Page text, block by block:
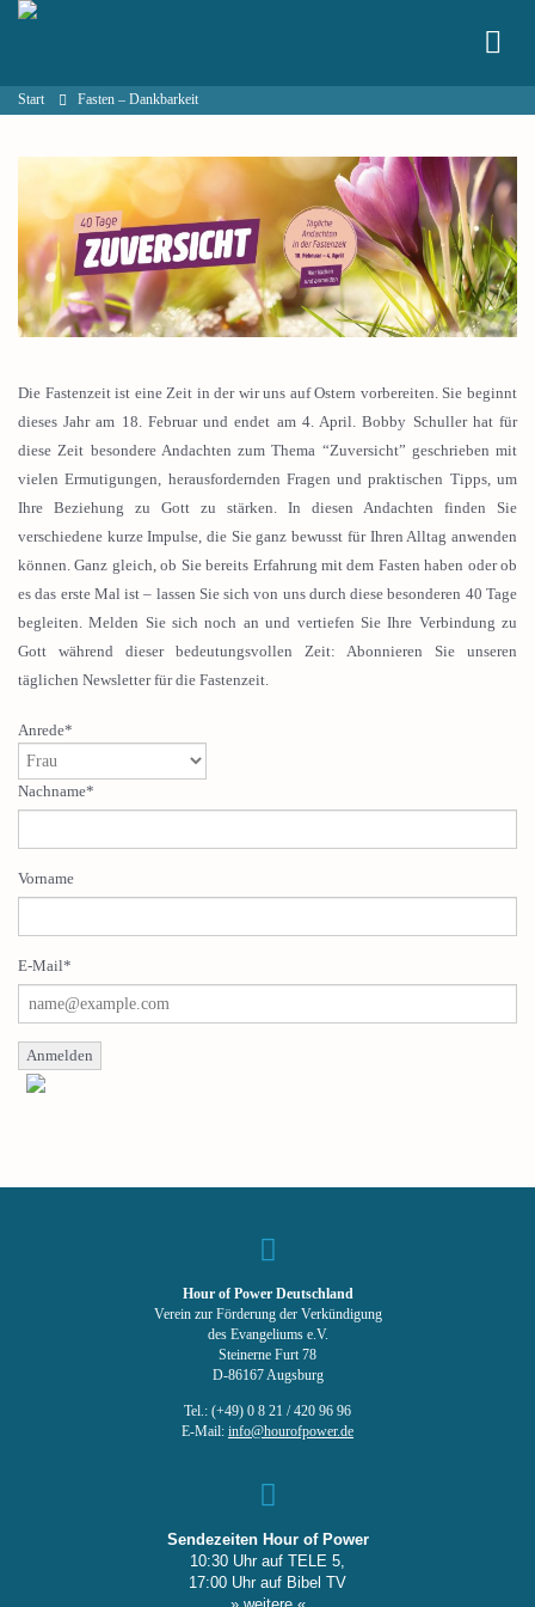
Start Fasten – Dankbarkeit
Die Fastenzeit ist eine Zeit in der wir uns auf Ostern vorbereiten. Sie beginnt
dieses Jahr am 18. Februar und endet am 4. April. Bobby Schuller hat für
diese Zeit besondere Andachten zum Thema “Zuversicht” geschrieben mit
vielen Ermutigungen, herausfordernden Fragen und praktischen Tipps, um
Ihre Beziehung zu Gott zu stärken. In diesen Andachten finden Sie
verschiedene kurze Impulse, die Sie ganz bewusst für Ihren Alltag anwenden
können. Ganz gleich, ob Sie bereits Erfahrung mit dem Fasten haben oder ob
es das erste Mal ist – lassen Sie sich von uns durch diese besonderen 40 Tage
begleiten. Melden Sie sich noch an und vertiefen Sie Ihre Verbindung zu
Gott während dieser bedeutungsvollen Zeit: Abonnieren Sie unseren
täglichen Newsletter für die Fastenzeit.
Anrede*
Nachname*
Vorname
E-Mail*
Anmelden
Hour of Power Deutschland
Verein zur Förderung der Verkündigung
des Evangeliums e.V.
Steinerne Furt 78
D-86167 Augsburg
Tel.: (+49) 0 8 21 / 420 96 96
E-Mail: info@hourofpower.de
Sendezeiten Hour of Power
10:30 Uhr auf TELE 5,
17:00 Uhr auf Bibel TV